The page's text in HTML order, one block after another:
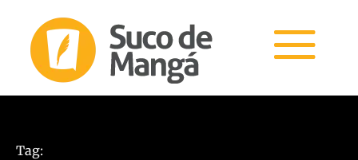
Tag: